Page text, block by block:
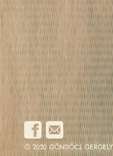
© 2020 GÖNDÖCS GERGELY